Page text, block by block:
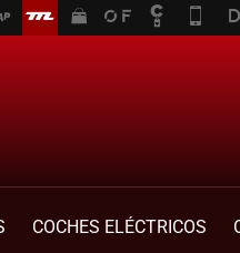
COCHES ELÉCTRICOS